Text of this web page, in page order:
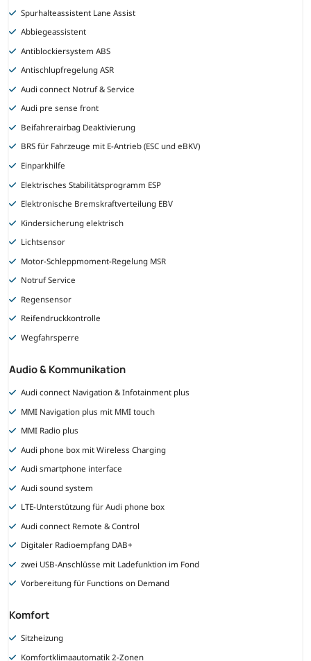
Spurhalteassistent Lane Assist
Abbiegeassistent
Antiblockiersystem ABS
Antischlupfregelung ASR
Audi connect Notruf & Service
Audi pre sense front
Beifahrerairbag Deaktivierung
BRS für Fahrzeuge mit E-Antrieb (ESC und eBKV)
Einparkhilfe
Elektrisches Stabilitätsprogramm ESP
Elektronische Bremskraftverteilung EBV
Kindersicherung elektrisch
Lichtsensor
Motor-Schleppmoment-Regelung MSR
Notruf Service
Regensensor
Reifendruckkontrolle
Wegfahrsperre
Audio & Kommunikation
Audi connect Navigation & Infotainment plus
MMI Navigation plus mit MMI touch
MMI Radio plus
Audi phone box mit Wireless Charging
Audi smartphone interface
Audi sound system
LTE-Unterstützung für Audi phone box
Audi connect Remote & Control
Digitaler Radioempfang DAB+
zwei USB-Anschlüsse mit Ladefunktion im Fond
Vorbereitung für Functions on Demand
Komfort
Sitzheizung
Komfortklimaautomatik 2-Zonen